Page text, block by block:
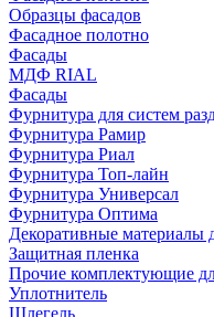
Образцы фасадов
Фасадное полотно
Фасады
МДФ RIAL
Фасады
Фурнитура для систем
Фурнитура Рамир
Фурнитура Риал
Фурнитура Топ-лайн
Фурнитура Универсал
Фурнитура Оптима
Декоративные материалы
Защитная пленка
Прочие комплектующие
Уплотнитель
Шлегель